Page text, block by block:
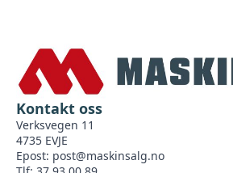
Kontakt oss
Verksvegen 11
4735 EVJE
Epost: post@maskinsalg.no